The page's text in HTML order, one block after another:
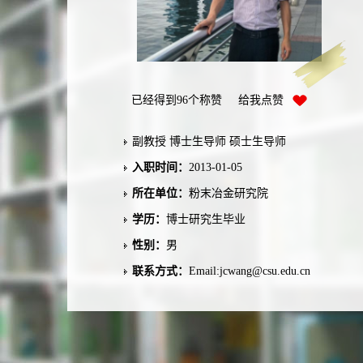
已经得到 96个称赞 给我点赞
副教授 博士生导师 硕士生导师
入职时间： 2013-01-05
所在单位： 粉末冶金研究院
学历： 博士研究生毕业
性别： 男
联系方式： Email:jcwang@csu.edu.cn